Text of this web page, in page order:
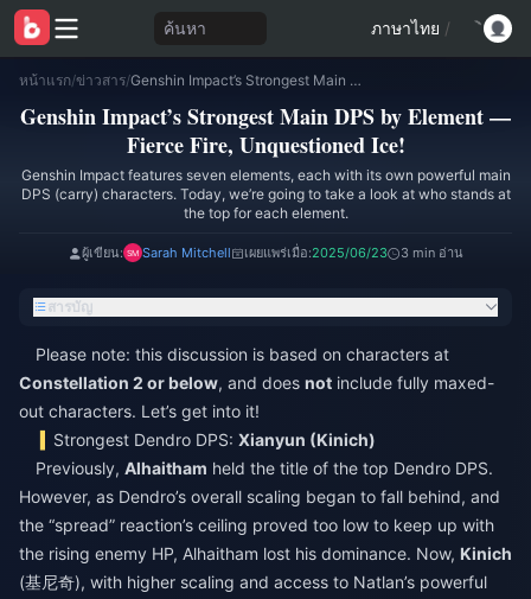
ค้นหา ภาษาไทย /
หน้าแรก/ข่าวสาร/ Genshin Impact’s Strongest Main DPS by Element — Fierce Fire, Unquestioned Ice!
Genshin Impact’s Strongest Main DPS by Element —
Fierce Fire, Unquestioned Ice!
Genshin Impact features seven elements, each with its own powerful main
DPS (carry) characters. Today, we’re going to take a look at who stands at
the top for each element.
ผู้เขียน: Sarah Mitchell เผยแพร่เมื่อ:2025/06/23 3 min อ่าน
สารบัญ
Please note: this discussion is based on characters at
Constellation 2 or below, and does not include fully maxed-
out characters. Let’s get into it!
Strongest Dendro DPS:Xianyun (Kinich)
Previously, Alhaitham held the title of the top Dendro DPS.
However, as Dendro’s overall scaling began to fall behind, and
the “spread” reaction’s ceiling proved too low to keep up with
the rising enemy HP, Alhaitham lost his dominance. Now, Kinich
(基尼奇), with higher scaling and access to Natlan’s powerful